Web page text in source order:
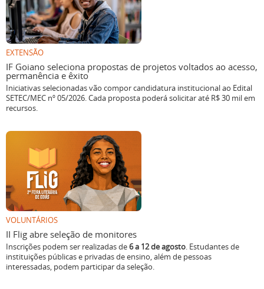
EXTENSÃO
IF Goiano seleciona propostas de projetos voltados ao acesso,
permanência e êxito
Iniciativas selecionadas vão compor candidatura institucional ao Edital
SETEC/MEC nº 05/2026. Cada proposta poderá solicitar até R$ 30 mil em
recursos.
VOLUNTÁRIOS
II Flig abre seleção de monitores
Inscrições podem ser realizadas de6 a 12 de agosto. Estudantes de
instituições públicas e privadas de ensino, além de pessoas
interessadas, podem participar da seleção.